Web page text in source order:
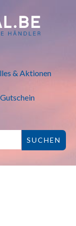
& Aktionen
Gutschein